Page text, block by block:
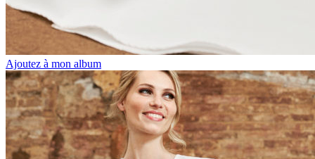
Ajoutez à mon album